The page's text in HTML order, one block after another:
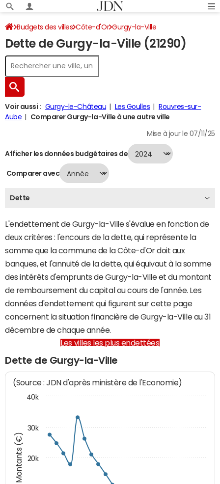
Budgets des villes Côte-d'Or Gurgy-la-Ville
Dette au 31/12/2024
Dette de Gurgy-la-Ville (21290)
Voir aussi : Gurgy-le-Château Les Goulles
Rouvres-sur-
Aube
Comparer Gurgy-la-Ville à une autre ville
Mise à jour le 07/11/25
Afficher les données budgétaires de
Comparer avec
Dette
L'endettement de Gurgy-la-Ville s'évalue en fonction de
deux critères : l'encours de la dette, qui représente la
somme que la commune de la Côte-d'Or doit aux
banques, et l'annuité de la dette, qui équivaut à la somme
des intérêts d'emprunts de Gurgy-la-Ville et du montant
de remboursement du capital au cours de l'année. Les
données d'endettement qui figurent sur cette page
concernent la situation financière de Gurgy-la-Ville au 31
décembre de chaque année.
Les villes les plus endettées
Dette de Gurgy-la-Ville
Montants (€)
(Source : JDN d'après ministère de l'Economie)
20k
30k
40k